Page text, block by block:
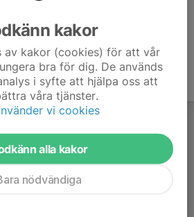
kakor
av kakor (cookies) för att vår
bra för dig. De används
i syfte att hjälpa oss att
våra tjänster.
vi cookies
alla kakor
nödvändiga